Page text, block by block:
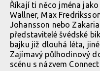
Říkají ti něco jména
Wallner, Max
Johansson nebo
představitelé švédské
bajku již dlouhá léta,
Zajímavý půlhodinový
scénu s názvem